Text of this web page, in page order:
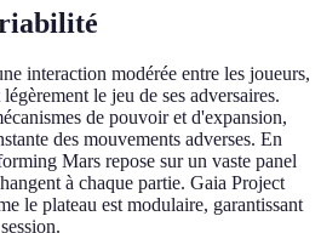
interaction modérée entre les joueurs,
le jeu de ses adversaires.
de pouvoir et d'expansion,
des mouvements adverses. En
Mars repose sur un vaste panel
à chaque partie. Gaia Project
le plateau est modulaire, garantissant